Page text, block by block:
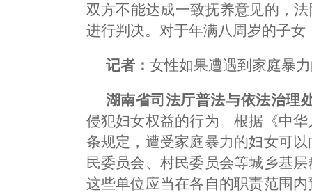
双方不能达成一致抚养意见的，
进行判决。对于年满八周岁的子
记者： 女性如果遭遇到家庭暴
湖南省司法厅普法与依法治理
侵犯妇女权益的行为。根据《中
条规定，遭受家庭暴力的妇女可
民委员会、村民委员会等城乡基
这些单位应当在各自的职责范围